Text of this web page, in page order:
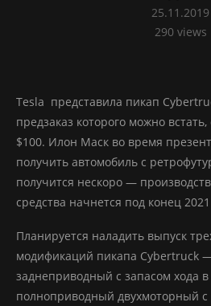
25.11.2019
290 views
Tesla представила пикап
предзаказ которого можно
$100. Илон Маск во время
получить автомобиль с
получится нескоро —
средства начнется под конец
Планируется наладить выпуск
модификаций пикапа Cybertruck
заднеприводный с запасом хода в
полноприводный двухмоторный с